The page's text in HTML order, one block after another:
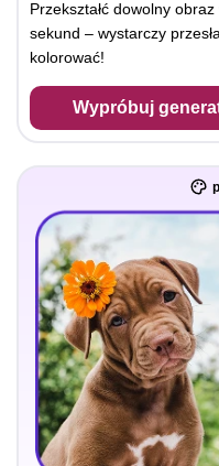
Przekształć dowolny
sekund – wystarczy
kolorować!
Wypróbuj